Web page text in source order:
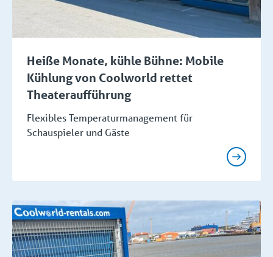
Heiße Monate, kühle Bühne: Mobile
Kühlung von Coolworld rettet
Theateraufführung
Flexibles Temperaturmanagement für
Schauspieler und Gäste